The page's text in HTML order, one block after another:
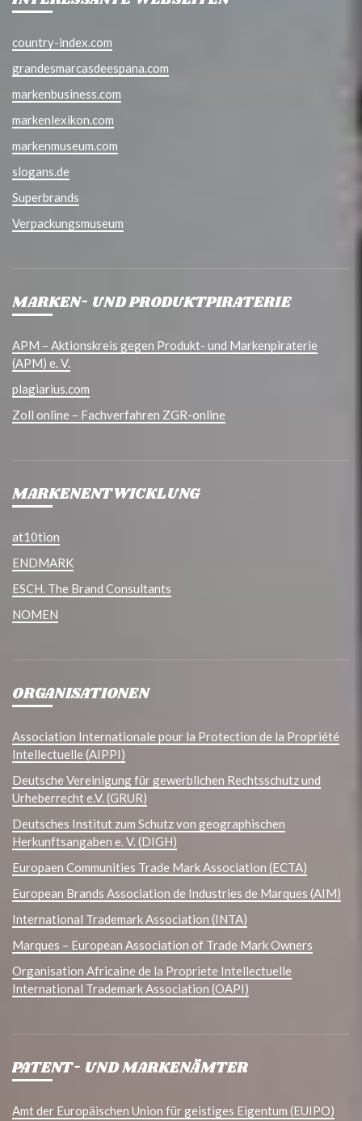
country-index.com
grandesmarcasdeespana.com
markenbusiness.com
markenlexikon.com
markenmuseum.com
slogans.de
Superbrands
Verpackungsmuseum
MARKEN- UND PRODUKTPIRATERIE
APM – Aktionskreis gegen Produkt- und Markenpiraterie
(APM) e. V.
plagiarius.com
Zoll online – Fachverfahren ZGR-online
MARKENENTWICKLUNG
at10tion
ENDMARK
ESCH. The Brand Consultants
NOMEN
ORGANISATIONEN
Association Internationale pour la Protection de la Propriété
Intellectuelle (AIPPI)
Deutsche Vereinigung für gewerblichen Rechtsschutz und
Urheberrecht e.V. (GRUR)
Deutsches Institut zum Schutz von geographischen
Herkunftsangaben e. V. (DIGH)
Europaen Communities Trade Mark Association (ECTA)
European Brands Association de Industries de Marques (AIM)
International Trademark Association (INTA)
Marques – European Association of Trade Mark Owners
Organisation Africaine de la Propriete Intellectuelle
International Trademark Association (OAPI)
PATENT- UND MARKENÄMTER
Amt der Europäischen Union für geistiges Eigentum (EUIPO)